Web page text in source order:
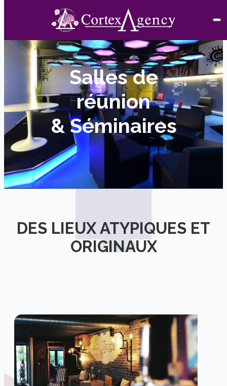
Salles de
réunion
& Séminaires
DES LIEUX ATYPIQUES ET
ORIGINAUX